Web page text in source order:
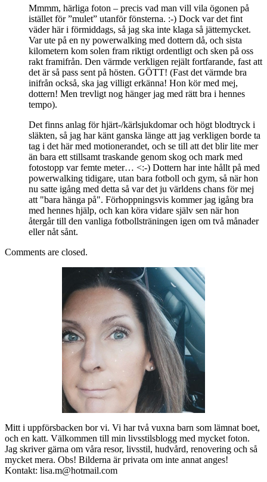
Mmmm, härliga foton – precis vad man vill vila ögonen på
istället för ”mulet” utanför fönsterna. :-) Dock var det fint
väder här i förmiddags, så jag ska inte klaga så jättemycket.
Var ute på en ny powerwalking med dottern då, och sista
kilometern kom solen fram riktigt ordentligt och sken på oss
rakt framifrån. Den värmde verkligen rejält fortfarande, fast att
det är så pass sent på hösten. GÖTT! (Fast det värmde bra
inifrån också, ska jag villigt erkänna! Hon kör med mej,
dottern! Men trevligt nog hänger jag med rätt bra i hennes
tempo).
Det finns anlag för hjärt-/kärlsjukdomar och högt blodtryck i
släkten, så jag har känt ganska länge att jag verkligen borde ta
tag i det här med motionerandet, och se till att det blir lite mer
än bara ett stillsamt traskande genom skog och mark med
fotostopp var femte meter… <:-) Dottern har inte hållt på med
powerwalking tidigare, utan bara fotboll och gym, så när hon
nu satte igång med detta så var det ju världens chans för mej
att "bara hänga på". Förhoppningsvis kommer jag igång bra
med hennes hjälp, och kan köra vidare själv sen när hon
återgår till den vanliga fotbollsträningen igen om två månader
eller nåt sånt.
Comments are closed.
Mitt i uppförsbacken bor vi. Vi har två vuxna barn som lämnat boet,
och en katt. Välkommen till min livsstilsblogg med mycket foton.
Jag skriver gärna om våra resor, livsstil, hudvård, renovering och så
mycket mera. Obs! Bilderna är privata om inte annat anges!
Kontakt: lisa.m@hotmail.com